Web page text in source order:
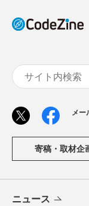
メー
寄稿・取材企
ニュース